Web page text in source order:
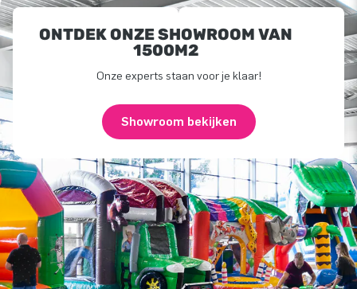
ONTDEK ONZE SHOWROOM VAN
1500M2
Onze experts staan voor je klaar!
Showroom bekijken